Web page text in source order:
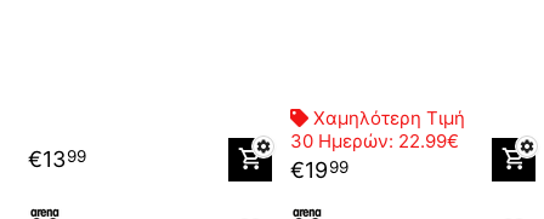
€1399
Χαμηλότερη Τιμή
30 Ημερών: 22.99€
€1999